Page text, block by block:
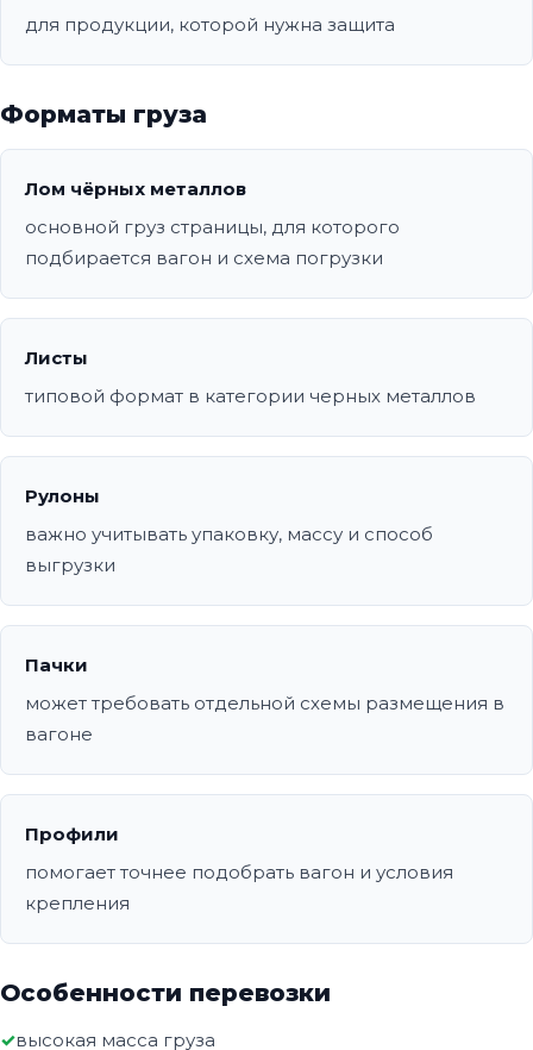
для продукции, которой нужна защита
Форматы груза
Лом чёрных металлов
основной груз страницы, для которого
подбирается вагон и схема погрузки
Листы
типовой формат в категории черных металлов
Рулоны
важно учитывать упаковку, массу и способ
выгрузки
Пачки
может требовать отдельной схемы размещения в
вагоне
Профили
помогает точнее подобрать вагон и условия
крепления
Особенности перевозки
высокая масса груза